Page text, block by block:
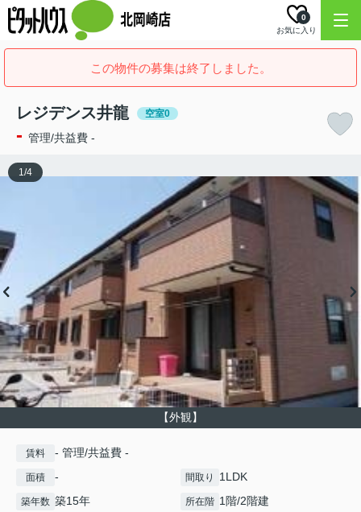
お気に入り
0
この物件の募集は終了しました。
レジデンス井龍 空室0
- 管理/共益費 -
【外観】
1/4
賃料 - 管理/共益費 -
面積 - 間取り 1LDK
築年数 築15年 所在階 1階/2階建